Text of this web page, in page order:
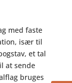
med faste
især til
et tal
at sende
bruges